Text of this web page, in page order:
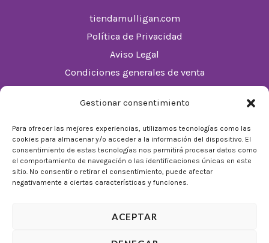
Gestionar consentimiento
Para ofrecer las mejores experiencias, utilizamos tecnologías como las
cookies para almacenar y/o acceder a la información del dispositivo. El
consentimiento de estas tecnologías nos permitirá procesar datos como
el comportamiento de navegación o las identificaciones únicas en este
sitio. No consentir o retirar el consentimiento, puede afectar
negativamente a ciertas características y funciones.
ACEPTAR
tiendamulligan.com
Política de Privacidad
Aviso Legal
Condiciones generales de venta
De Lunes a Domingos de 10:00 a 22:00
Festivos sujetos al horario del Málaga Factory